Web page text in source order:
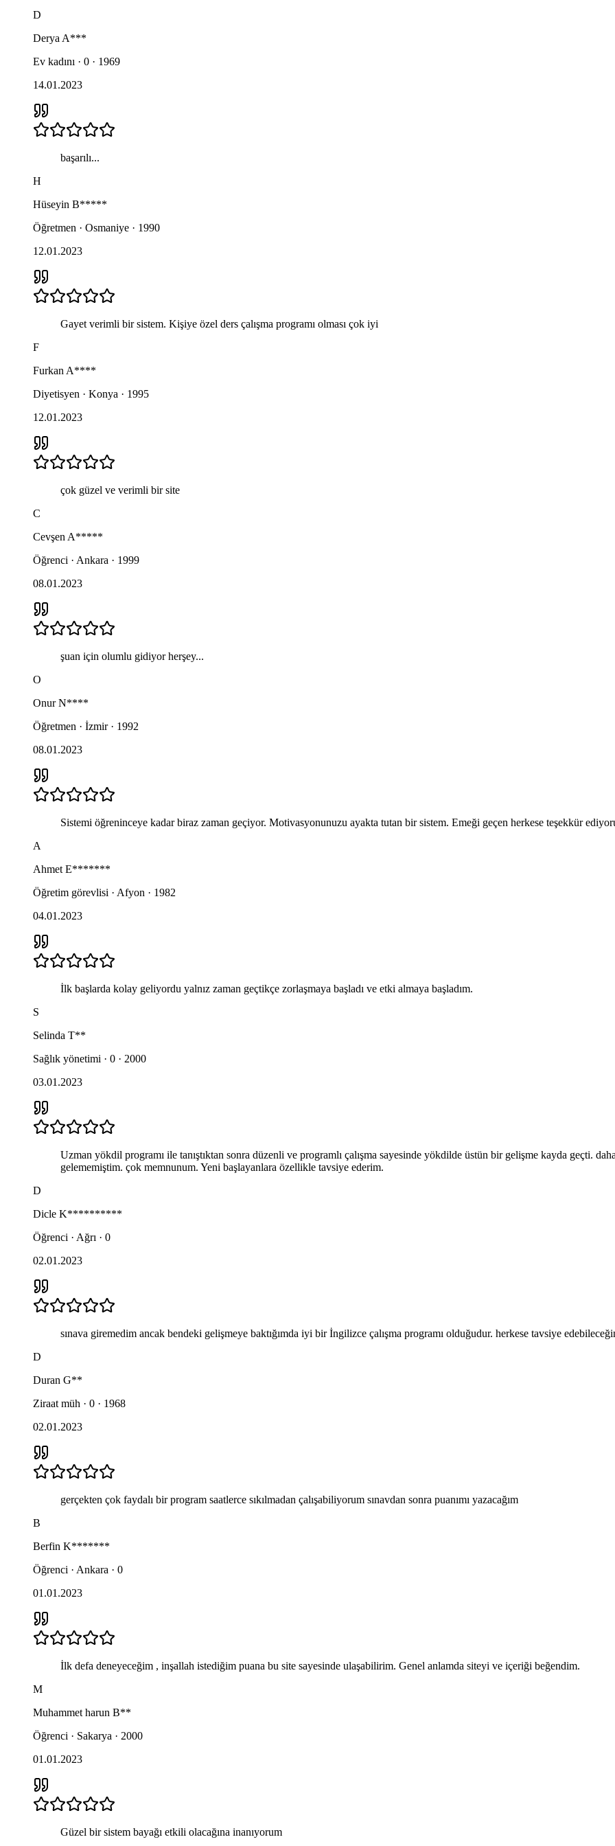
D
Derya A***
Ev kadını · 0 · 1969
14.01.2023
başarılı...
H
Hüseyin B*****
Öğretmen · Osmaniye · 1990
12.01.2023
Gayet verimli bir sistem. Kişiye özel ders çalışma programı olması çok iyi
F
Furkan A****
Diyetisyen · Konya · 1995
12.01.2023
çok güzel ve verimli bir site
C
Cevşen A*****
Öğrenci · Ankara · 1999
08.01.2023
şuan için olumlu gidiyor herşey...
O
Onur N****
Öğretmen · İzmir · 1992
08.01.2023
Sistemi öğreninceye kadar biraz zaman geçiyor. Motivasyonunuzu ayakta tutan bir sistem. Emeği geçen herkese teşekkür
A
Ahmet E*******
Öğretim görevlisi · Afyon · 1982
04.01.2023
İlk başlarda kolay geliyordu yalnız zaman geçtikçe zorlaşmaya başladı ve etki almaya başladım.
S
Selinda T**
Sağlık yönetimi · 0 · 2000
03.01.2023
Uzman yökdil programı ile tanıştıktan sonra düzenli ve programlı çalışma sayesinde yökdilde üstün bir gelişme kayda geçti.
gelememiştim. çok memnunum. Yeni başlayanlara özellikle tavsiye ederim.
D
Dicle K**********
Öğrenci · Ağrı · 0
02.01.2023
sınava giremedim ancak bendeki gelişmeye baktığımda iyi bir İngilizce çalışma programı olduğudur. herkese tavsiye
D
Duran G**
Ziraat müh · 0 · 1968
02.01.2023
gerçekten çok faydalı bir program saatlerce sıkılmadan çalışabiliyorum sınavdan sonra puanımı yazacağım
B
Berfin K*******
Öğrenci · Ankara · 0
01.01.2023
İlk defa deneyeceğim , inşallah istediğim puana bu site sayesinde ulaşabilirim. Genel anlamda siteyi ve içeriği beğendim.
M
Muhammet harun B**
Öğrenci · Sakarya · 2000
01.01.2023
Güzel bir sistem bayağı etkili olacağına inanıyorum